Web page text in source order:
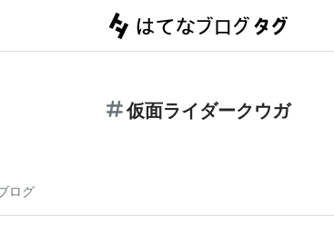
仮面ライダークウガ
ログ